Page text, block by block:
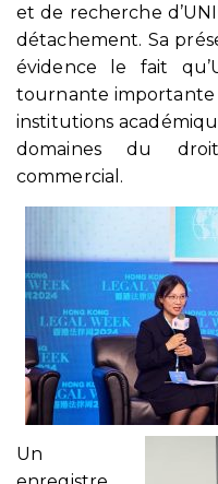
et de recherche
détachement. Sa
évidence le fait
tournante importante
institutions
domaines du
commercial.
Un